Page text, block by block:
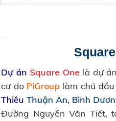
Dự án Square One là dự
cư doPiGroup làm chủ
Thiêu Thuận An, Bình
Đường Nguyễn Văn Tiết,